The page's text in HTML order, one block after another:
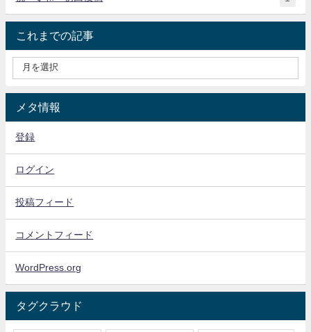
これまでの記事
メタ情報
登録
ログイン
投稿フィード
コメントフィード
WordPress.org
タグクラウド